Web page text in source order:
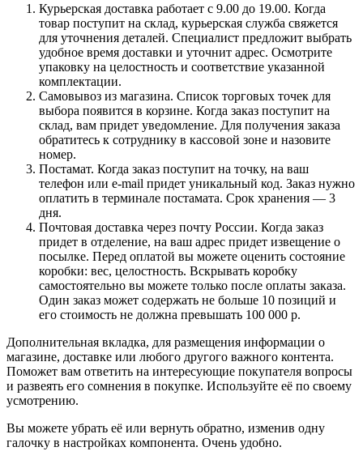
Курьерская доставка работает с 9.00 до 19.00. Когда
товар поступит на склад, курьерская служба свяжется
для уточнения деталей. Специалист предложит выбрать
удобное время доставки и уточнит адрес. Осмотрите
упаковку на целостность и соответствие указанной
комплектации.
Самовывоз из магазина. Список торговых точек для
выбора появится в корзине. Когда заказ поступит на
склад, вам придет уведомление. Для получения заказа
обратитесь к сотруднику в кассовой зоне и назовите
номер.
Постамат. Когда заказ поступит на точку, на ваш
телефон или e-mail придет уникальный код. Заказ нужно
оплатить в терминале постамата. Срок хранения — 3
дня.
Почтовая доставка через почту России. Когда заказ
придет в отделение, на ваш адрес придет извещение о
посылке. Перед оплатой вы можете оценить состояние
коробки: вес, целостность. Вскрывать коробку
самостоятельно вы можете только после оплаты заказа.
Один заказ может содержать не больше 10 позиций и
его стоимость не должна превышать 100 000 р.
Дополнительная вкладка, для размещения информации о
магазине, доставке или любого другого важного контента.
Поможет вам ответить на интересующие покупателя вопросы
и развеять его сомнения в покупке. Используйте её по своему
усмотрению.
Вы можете убрать её или вернуть обратно, изменив одну
галочку в настройках компонента. Очень удобно.